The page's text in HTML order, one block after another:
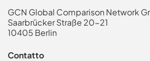
GCN Global Comparison Network
Saarbrücker Straße 20-21
10405 Berlin
Contatto